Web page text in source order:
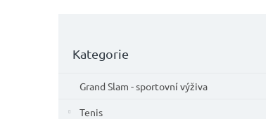
kategorie
Kategorie
Grand Slam - sportovní výživa
Tenis